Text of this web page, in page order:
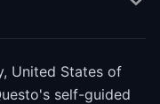
United States of
self-guided